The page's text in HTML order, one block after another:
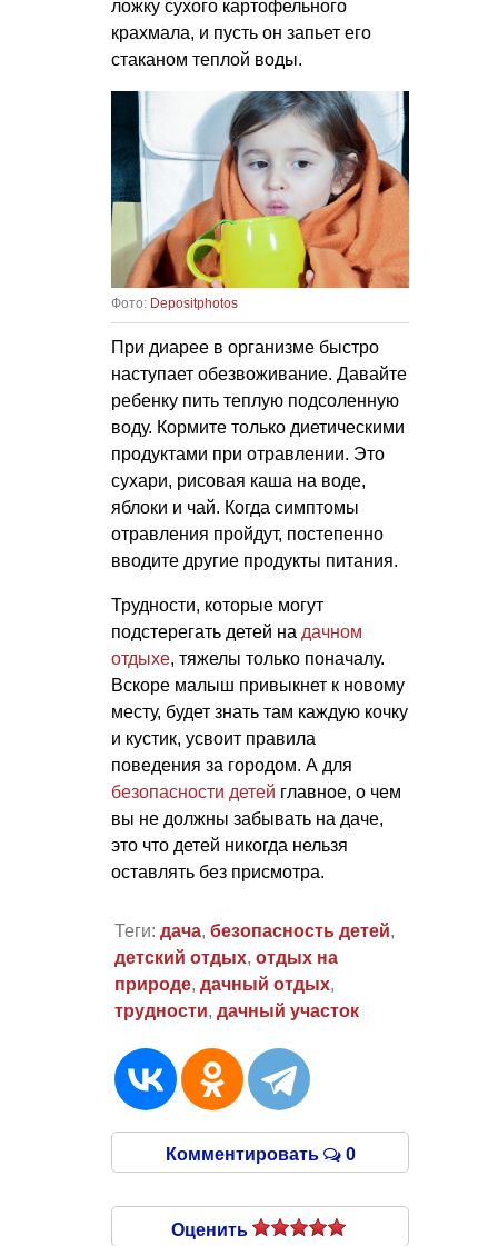
ложку сухого картофельного
крахмала, и пусть он запьет его
стаканом теплой воды.
Фото: Depositphotos
При диарее в организме быстро
наступает обезвоживание. Давайте
ребенку пить теплую подсоленную
воду. Кормите только диетическими
продуктами при отравлении. Это
сухари, рисовая каша на воде,
яблоки и чай. Когда симптомы
отравления пройдут, постепенно
вводите другие продукты питания.
Трудности, которые могут
подстерегать детей на дачном
отдыхе, тяжелы только поначалу.
Вскоре малыш привыкнет к новому
месту, будет знать там каждую кочку
и кустик, усвоит правила
поведения за городом. А для
безопасности детей главное, о чем
вы не должны забывать на даче,
это что детей никогда нельзя
оставлять без присмотра.
Теги: дача, безопасность детей,
детский отдых, отдых на
природе, дачный отдых,
трудности, дачный участок
Комментировать 0
Оценить